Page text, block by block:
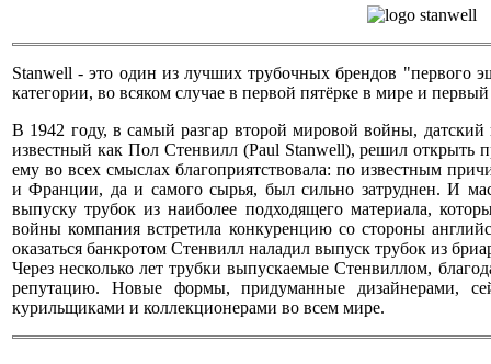
Stanwell - это один из лучших трубочных брендов "первого
категории, во всяком случае в первой пятёрке в мире и
В 1942 году, в самый разгар второй мировой войны,
известный как Пол Стенвилл (Paul Stanwell), решил открыть
ему во всех смыслах благоприятствовала: по известным
и Франции, да и самого сырья, был сильно затруднен. И
выпуску трубок из наиболее подходящего материала,
войны компания встретила конкуренцию со стороны
оказаться банкротом Стенвилл наладил выпуск трубок из
Через несколько лет трубки выпускаемые Стенвиллом,
репутацию. Новые формы, придуманные дизайнерами,
курильщиками и коллекционерами во всем мире.